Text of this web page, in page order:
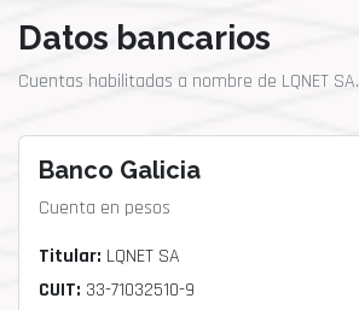
Datos bancarios
Cuentas habilitadas a nombre de LQNET SA.
Banco Galicia
Cuenta en pesos
Titular: LQNET SA
CUIT: 33-71032510-9